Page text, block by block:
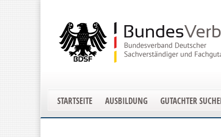
STARTSEITE AUSBILDUNG GUTACHTER